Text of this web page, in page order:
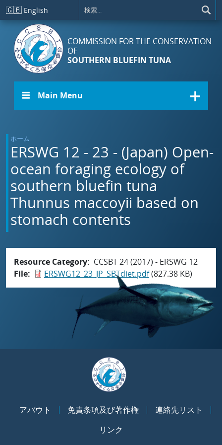
メインコンテンツに移動
🇬🇧 English
COMMISSION FOR THE CONSERVATION
OF
SOUTHERN BLUEFIN TUNA
☰ Main Menu
ホーム
ERSWG 12 - 23 - (Japan) Open-
ocean foraging ecology of
southern bluefin tuna
Thunnus maccoyii based on
stomach contents
Resource Category
CCSBT 24 (2017) - ERSWG 12
File
ERSWG12_23_JP_SBTdiet.pdf(827.38 KB)
アバウト 免責条項及び著作権
連絡先リスト
リンク